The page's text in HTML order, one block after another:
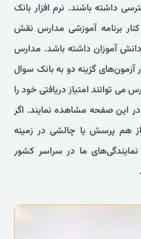
داشته باشند. نرم افزار بانک
برنامه آموزشی مدارس نقش
آموزان داشته باشد. مدارس
آزمون‌های گزینه دو به بانک سوال
توانند امتیاز دریافتی خود را
این صفحه مشاهده نمایند. اگر
هم پرسش یا چالشی در زمینه
نمایندگی‌های ما در سراسر کشور